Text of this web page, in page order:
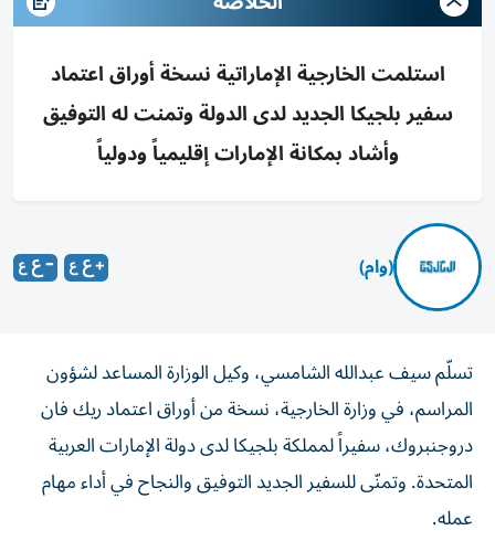
استلمت الخارجية الإماراتية نسخة أوراق اعتماد
سفير بلجيكا الجديد لدى الدولة وتمنت له التوفيق
وأشاد بمكانة الإمارات إقليمياً ودولياً
(وام)
تسلّم سيف عبدالله الشامسي، وكيل الوزارة المساعد لشؤون
المراسم، في وزارة الخارجية، نسخة من أوراق اعتماد ريك فان
دروجنبروك، سفيراً لمملكة بلجيكا لدى دولة الإمارات العربية
المتحدة. وتمنّى للسفير الجديد التوفيق والنجاح في أداء مهام
عمله.